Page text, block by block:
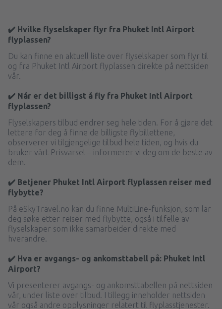
✔️ Hvilke flyselskaper flyr fra Phuket Intl Airport
flyplassen?
Du kan finne en aktuell liste over flyselskaper som flyr til
og fra Phuket Intl Airport flyplassen direkte på nettsiden
vår.
✔️ Når er det billigst å fly fra Phuket Intl Airport
flyplassen?
Flyselskapers tilbud endrer seg hele tiden. For å gjøre det
lettere for deg å finne de billigste flybillettene,
observerer vi tilgjengelige tilbud hele tiden, og hvis du
bruker vårt Prisvarsel – informerer vi deg om de beste av
dem.
✔️ Betjener Phuket Intl Airport flyplassen reiser med
flybytte?
På eSkyTravel.no kan du finne MultiLine-funksjon, som lar
deg søke etter reiser med flybytte, også i tilfelle av
flyselskaper som ikke samarbeider direkte med
hverandre.
✔️ Hva er avgangs- og ankomsttabell på: Phuket Intl
Airport?
Vi presenterer avgangs- og ankomsttabellen på nettsiden
vår, under liste over tilbud. I tillegg inneholder nettsiden
vår også andre opplysninger relatert til flyplasstjenester.